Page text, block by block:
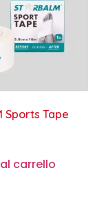
Sports Tape
carrello